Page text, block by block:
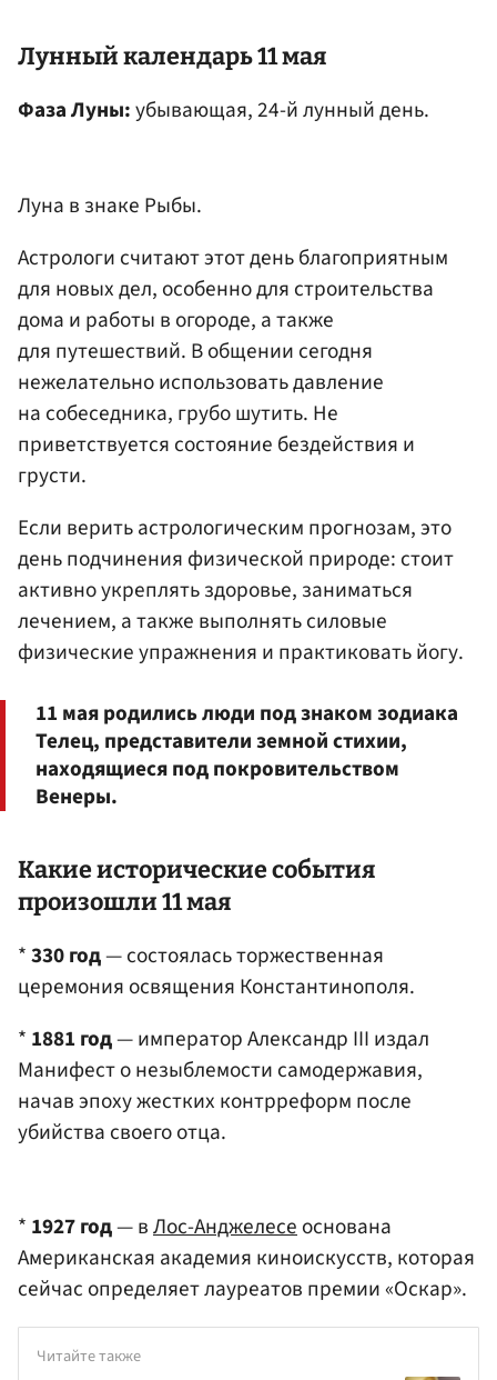
Лунный календарь 11 мая
Фаза Луны:убывающая, 24-й лунный день.
Луна в знаке Рыбы.
Астрологи считают этот день благоприятным
для новых дел, особенно для строительства
дома и работы в огороде, а также
для путешествий. В общении сегодня
нежелательно использовать давление
на собеседника, грубо шутить. Не
приветствуется состояние бездействия и
грусти.
Если верить астрологическим прогнозам, это
день подчинения физической природе: стоит
активно укреплять здоровье, заниматься
лечением, а также выполнять силовые
физические упражнения и практиковать йогу.
11 мая родились люди под знаком зодиака
Телец, представители земной стихии,
находящиеся под покровительством
Венеры.
Какие исторические события
произошли 11 мая
*330 год— состоялась торжественная
церемония освящения Константинополя.
* 1881 год— император Александр III издал
Манифест о незыблемости самодержавия,
начав эпоху жестких контрреформ после
убийства своего отца.
* 1927 год— вЛос-Анджелесеоснована
Американская академия киноискусств, которая
сейчас определяет лауреатов премии «Оскар».
Читайте также